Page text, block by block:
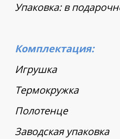
Упаковка: в
Комплектация:
Игрушка
Термокружка
Полотенце
Заводская упаковка